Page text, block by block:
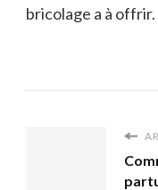
bricolage a à offrir.